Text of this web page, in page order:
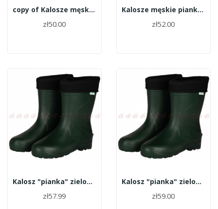
copy of Kalosze męskie piankowe krótkie...
zł50.00
Kalosze męskie piankowe krótkie ocieplane 2016...
zł52.00
Kalosz "pianka" zielony roz.40
zł57.99
Kalosz "pianka" zielony roz.39
zł59.00